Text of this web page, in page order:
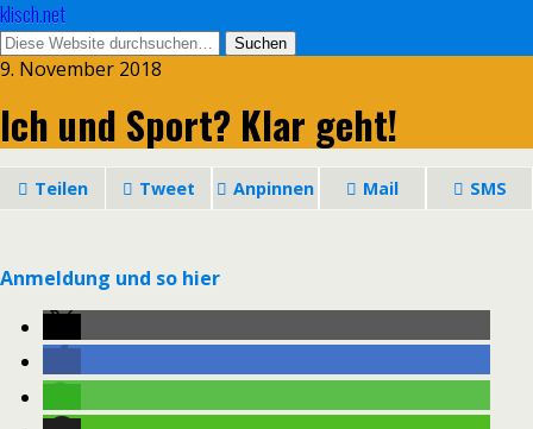
klisch.net
9. November 2018
Ich und Sport? Klar geht!
Teilen Tweet Anpinnen Mail SMS
Anmeldung und so hier